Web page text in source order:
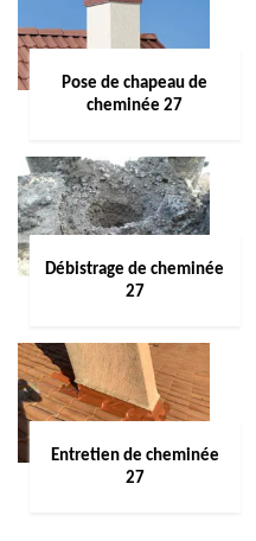
Pose de chapeau de
cheminée 27
Débistrage de cheminée
27
Entretien de cheminée
27